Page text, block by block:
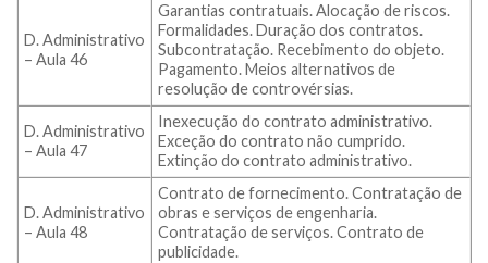
D. Administrativo
– Aula 46
Garantias contratuais. Alocação de riscos.
Formalidades. Duração dos contratos.
Subcontratação. Recebimento do objeto.
Pagamento. Meios alternativos de
resolução de controvérsias.
D. Administrativo
– Aula 47
Inexecução do contrato administrativo.
Exceção do contrato não cumprido.
Extinção do contrato administrativo.
D. Administrativo
– Aula 48
Contrato de fornecimento. Contratação de
obras e serviços de engenharia.
Contratação de serviços. Contrato de
publicidade.